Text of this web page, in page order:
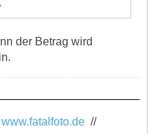
der Betrag wird
www.fatalfoto.de //